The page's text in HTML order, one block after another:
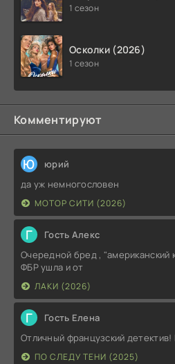
1 сезон
Осколки (2026)
1 сезон
Комментируют
Ю юрий
да уж немногословен
МОТОР СИТИ (2026)
Г Гость Алекс
Очередной бред , "американский
ФБР ушла и от
ЛАКИ (2026)
Г Гость Елена
Отличный французский детектив!
ПО СЛЕДУ ТЕНИ (2025)